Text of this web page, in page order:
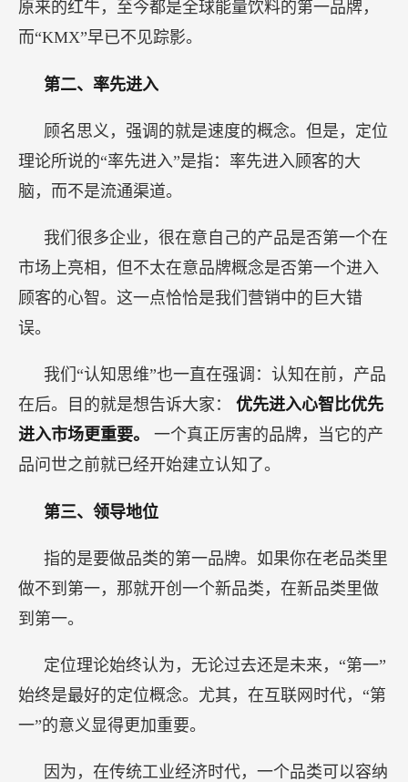
原来的红牛，至今都是全球能量饮料的第一品牌，
而“KMX”早已不见踪影。
第二、率先进入
顾名思义，强调的就是速度的概念。但是，定位
理论所说的“率先进入”是指：率先进入顾客的大
脑，而不是流通渠道。
我们很多企业，很在意自己的产品是否第一个在
市场上亮相，但不太在意品牌概念是否第一个进入
顾客的心智。这一点恰恰是我们营销中的巨大错
误。
我们“认知思维”也一直在强调：认知在前，产品
在后。目的就是想告诉大家： 优先进入心智比优先
进入市场更重要。 一个真正厉害的品牌，当它的产
品问世之前就已经开始建立认知了。
第三、领导地位
指的是要做品类的第一品牌。如果你在老品类里
做不到第一，那就开创一个新品类，在新品类里做
到第一。
定位理论始终认为，无论过去还是未来，“第一”
始终是最好的定位概念。尤其，在互联网时代，“第
一”的意义显得更加重要。
因为，在传统工业经济时代，一个品类可以容纳